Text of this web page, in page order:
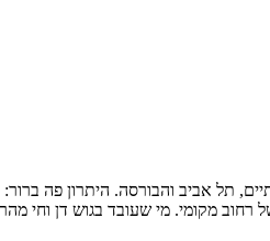
תל אביב והבורסה. היתרון פה
רחוב מקומי. מי שעובד בגוש דן